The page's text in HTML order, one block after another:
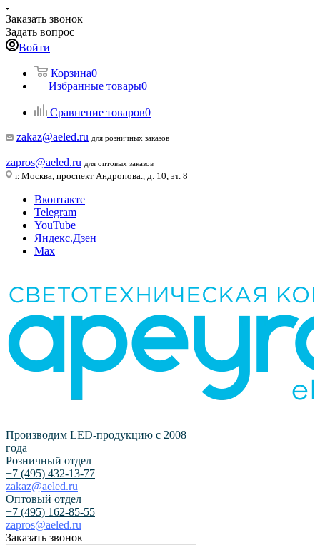
Заказать звонок
Задать вопрос
Войти
Корзина0
Избранные товары0
Сравнение товаров0
zakaz@aeled.ru для розничных заказов
zapros@aeled.ru для оптовых заказов
г. Москва, проспект Андропова., д. 10, эт. 8
Вконтакте
Telegram
YouTube
Яндекс.Дзен
Max
Производим LED-продукцию с 2008
года
Розничный отдел
+7 (495) 432-13-77
zakaz@aeled.ru
Оптовый отдел
+7 (495) 162-85-55
zapros@aeled.ru
Заказать звонок